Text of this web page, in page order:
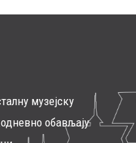
музејску
обављају